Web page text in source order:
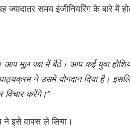
समय इंजीनियरिंग के बारे में
मूल पक्ष में बैठें। आप कई युवा
ने उसमें योगदान दिया है।
करेंगे।”
ने इसे वापस ले लिया।